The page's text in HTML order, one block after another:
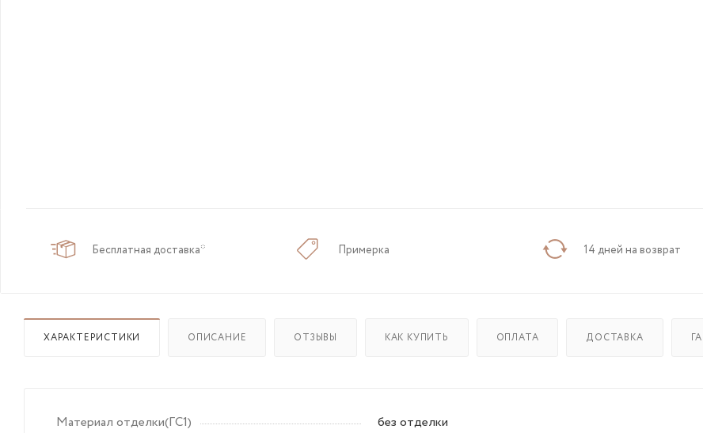
Бесплатная доставка* Примерка 14 дней на возврат
ХАРАКТЕРИСТИКИ ОПИСАНИЕ ОТЗЫВЫ КАК КУПИТЬ ОПЛАТА ДОСТАВКА
Материал отделки(ГС1)
без отделки